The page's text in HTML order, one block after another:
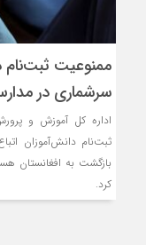
ممنوعیت ثبت‌نام
سرشماری در
اداره کل آموزش و
ثبت‌نام دانش‌آموزان
کرد.